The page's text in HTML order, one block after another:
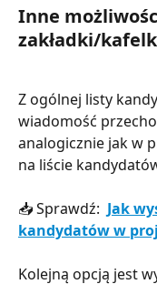
Inne
zakładki/
Z ogólnej listy
wiadomość
analogicznie jak w
na liście
📥 Sprawdź: Jak
kandydatów w
Kolejną opcją jest